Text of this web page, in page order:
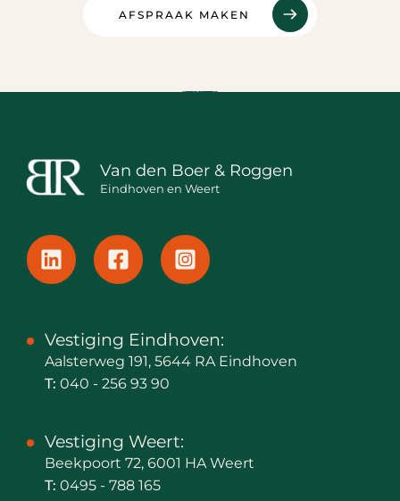
AFSPRAAK MAKEN
Van den Boer & Roggen
Eindhoven en Weert
Vestiging Eindhoven:
Aalsterweg 191, 5644 RA Eindhoven
T: 040 - 256 93 90
Vestiging Weert:
Beekpoort 72, 6001 HA Weert
T: 0495 - 788 165